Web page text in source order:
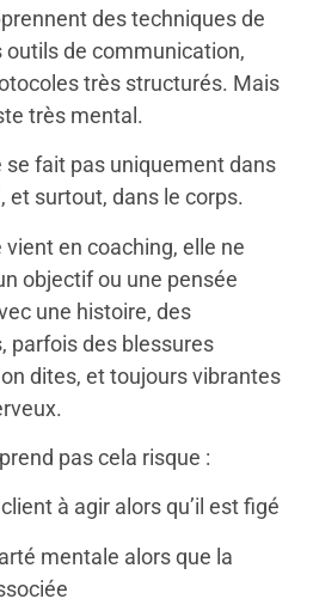
des techniques de
de communication,
très structurés. Mais
très mental.
se fait pas uniquement dans
et surtout, dans le corps.
vient en coaching, elle ne
objectif ou une pensée
une histoire, des
parfois des blessures
dites, et toujours vibrantes
pas cela risque :
à agir alors qu’il est figé
mentale alors que la